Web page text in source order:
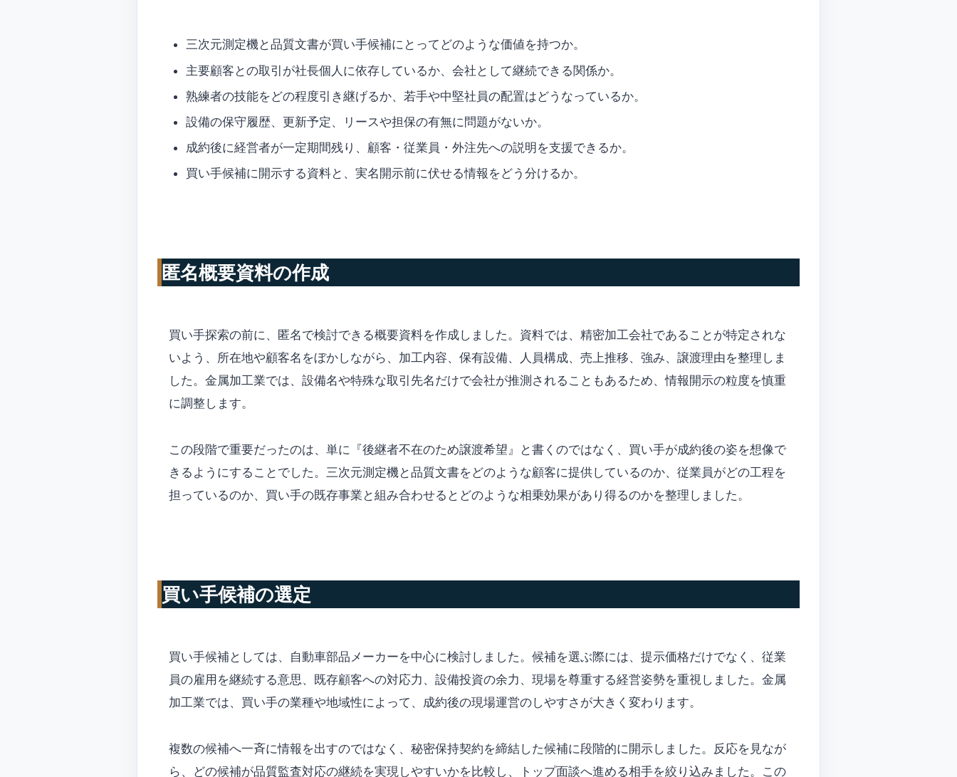
三次元測定機と品質文書が買い手候補にとってどのような価値を持つか。
主要顧客との取引が社長個人に依存しているか、会社として継続できる関係か。
熟練者の技能をどの程度引き継げるか、若手や中堅社員の配置はどうなっているか。
設備の保守履歴、更新予定、リースや担保の有無に問題がないか。
成約後に経営者が一定期間残り、顧客・従業員・外注先への説明を支援できるか。
買い手候補に開示する資料と、実名開示前に伏せる情報をどう分けるか。
匿名概要資料の作成
買い手探索の前に、匿名で検討できる概要資料を作成しました。資料では、精密加工会社であることが特定されな
いよう、所在地や顧客名をぼかしながら、加工内容、保有設備、人員構成、売上推移、強み、譲渡理由を整理しま
した。金属加工業では、設備名や特殊な取引先名だけで会社が推測されることもあるため、情報開示の粒度を慎重
に調整します。
この段階で重要だったのは、単に『後継者不在のため譲渡希望』と書くのではなく、買い手が成約後の姿を想像で
きるようにすることでした。三次元測定機と品質文書をどのような顧客に提供しているのか、従業員がどの工程を
担っているのか、買い手の既存事業と組み合わせるとどのような相乗効果があり得るのかを整理しました。
買い手候補の選定
買い手候補としては、自動車部品メーカーを中心に検討しました。候補を選ぶ際には、提示価格だけでなく、従業
員の雇用を継続する意思、既存顧客への対応力、設備投資の余力、現場を尊重する経営姿勢を重視しました。金属
加工業では、買い手の業種や地域性によって、成約後の現場運営のしやすさが大きく変わります。
複数の候補へ一斉に情報を出すのではなく、秘密保持契約を締結した候補に段階的に開示しました。反応を見なが
ら、どの候補が品質監査対応の継続を実現しやすいかを比較し、トップ面談へ進める相手を絞り込みました。この